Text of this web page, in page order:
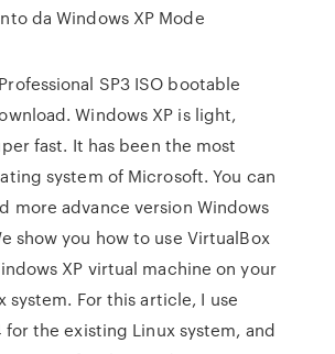
da Windows XP Mode
SP3 ISO bootable
Windows XP is light,
fast. It has been the most
system of Microsoft. You can
more advance version Windows
show you how to use VirtualBox
XP virtual machine on your
system. For this article, I use
for the existing Linux system, and